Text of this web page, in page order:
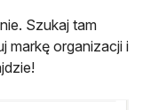
Szukaj tam
markę organizacji i